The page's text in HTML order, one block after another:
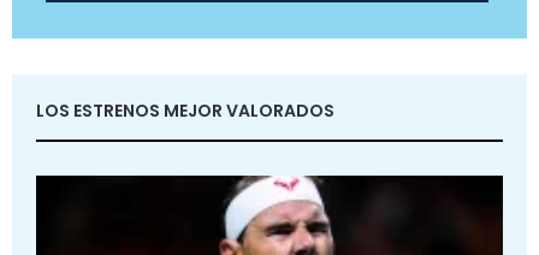
LOS ESTRENOS MEJOR VALORADOS